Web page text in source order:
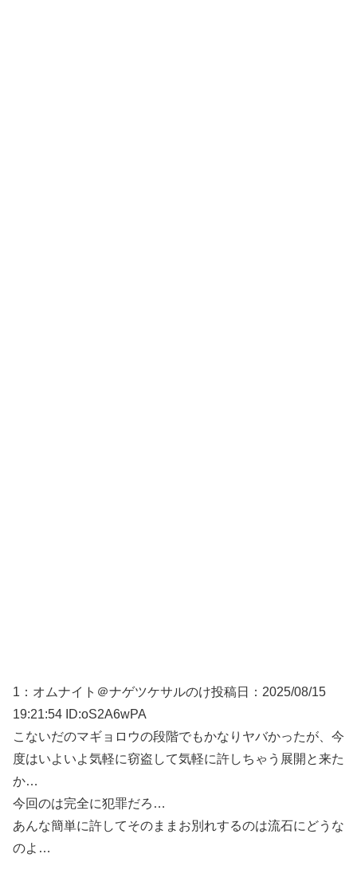
1： オムナイト＠ナゲツケサルのけ投稿日：2025/08/15
19:21:54 ID:oS2A6wPA
こないだのマギョロウの段階でもかなりヤバかったが、今
度はいよいよ気軽に窃盗して気軽に許しちゃう展開と来た
か…
今回のは完全に犯罪だろ…
あんな簡単に許してそのままお別れするのは流石にどうな
のよ…